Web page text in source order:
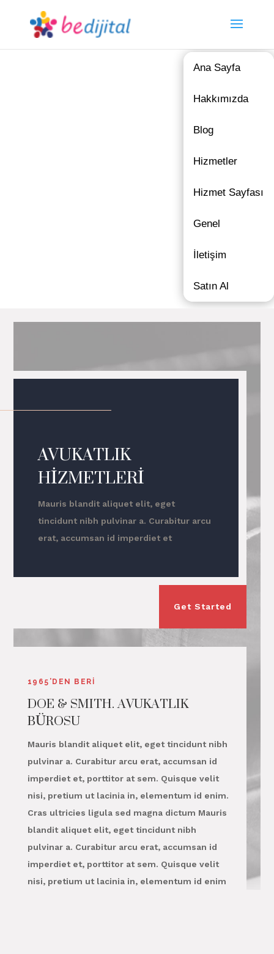
Ana Sayfa
Hakkımızda
Blog
Hizmetler
Hizmet Sayfası
Genel
İletişim
Satın Al
AVUKATLIK
HİZMETLERİ
Mauris blandit aliquet elit, eget
tincidunt nibh pulvinar a. Curabitur arcu
erat, accumsan id imperdiet et
Get Started
1965’DEN BERİ
DOE & SMITH. AVUKATLIK
BÜROSU
Mauris blandit aliquet elit, eget tincidunt nibh
pulvinar a. Curabitur arcu erat, accumsan id
imperdiet et, porttitor at sem. Quisque velit
nisi, pretium ut lacinia in, elementum id enim.
Cras ultricies ligula sed magna dictum Mauris
blandit aliquet elit, eget tincidunt nibh
pulvinar a. Curabitur arcu erat, accumsan id
imperdiet et, porttitor at sem. Quisque velit
nisi, pretium ut lacinia in, elementum id enim